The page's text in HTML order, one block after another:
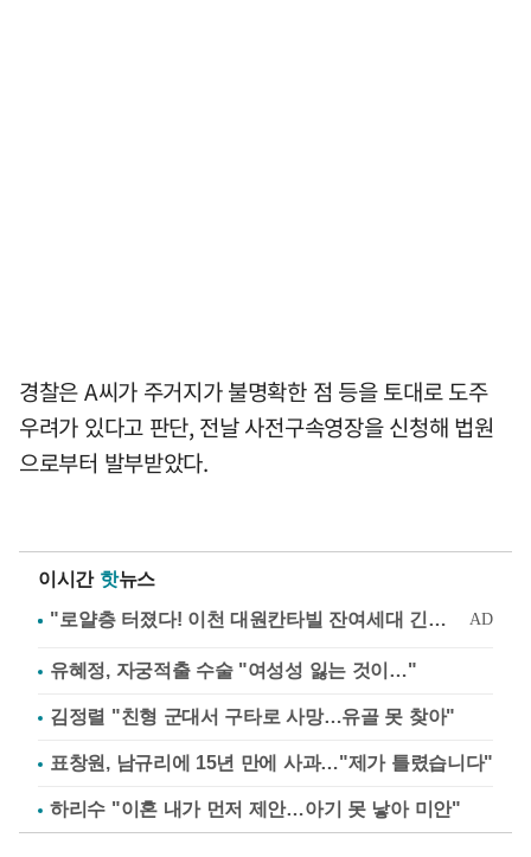
경찰은 A씨가 주거지가 불명확한 점 등을 토대로 도주
우려가 있다고 판단, 전날 사전구속영장을 신청해 법원
으로부터 발부받았다.
이시간 핫뉴스
유혜정, 자궁적출 수술 "여성성 잃는 것이…"
김정렬 "친형 군대서 구타로 사망…유골 못 찾아"
표창원, 남규리에 15년 만에 사과…"제가 틀렸습니다"
하리수 "이혼 내가 먼저 제안…아기 못 낳아 미안"